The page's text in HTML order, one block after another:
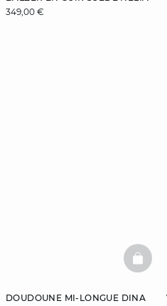
349,00 €
DOUDOUNE MI-LONGUE DINA